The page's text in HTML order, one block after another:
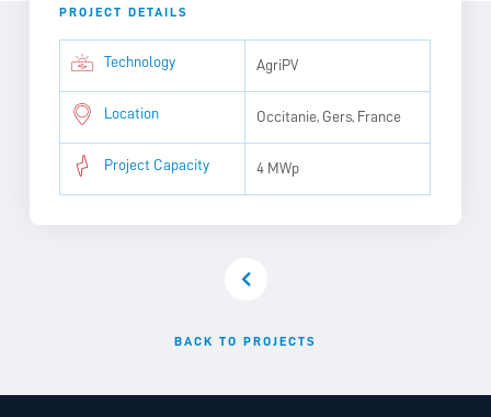
PROJECT DETAILS
Technology AgriPV
Location Occitanie, Gers, France
Project Capacity 4 MWp
BACK TO PROJECTS